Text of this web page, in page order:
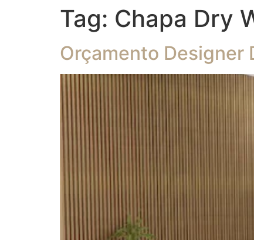
Tag: Chapa Dry
Orçamento Designer